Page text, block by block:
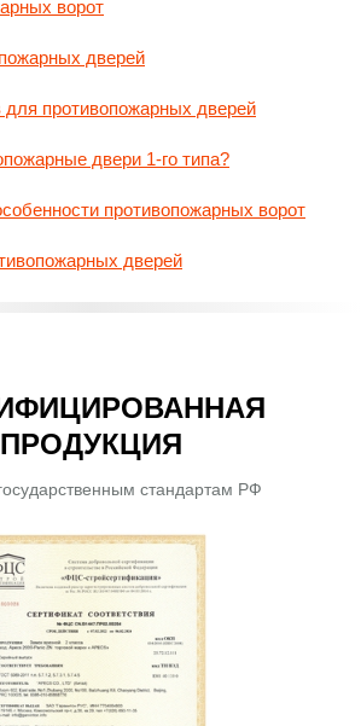
ворот
дверей
противопожарных дверей
двери 1-го типа?
противопожарных ворот
дверей
ПРОДУКЦИЯ
стандартам РФ